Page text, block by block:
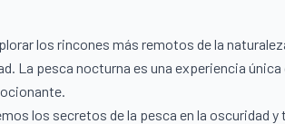
los rincones más remotos de la
La pesca nocturna es una experiencia
los secretos de la pesca en la oscuridad